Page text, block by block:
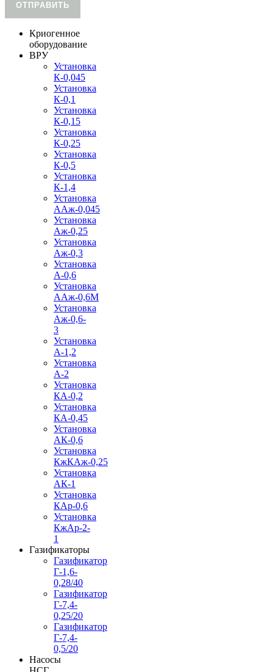
ОТПРАВИТЬ
Криогенное
оборудование
ВРУ
Установка
К-0,045
Установка
К-0,1
Установка
К-0,15
Установка
К-0,25
Установка
К-0,5
Установка
К-1,4
Установка
ААж-0,045
Установка
Аж-0,25
Установка
Аж-0,3
Установка
А-0,6
Установка
ААж-0,6М
Установка
Аж-0,6-
3
Установка
А-1,2
Установка
А-2
Установка
КА-0,2
Установка
КА-0,45
Установка
АК-0,6
Установка
КжКАж-0,25
Установка
АК-1
Установка
КАр-0,6
Установка
КжАр-2-
1
Газификаторы
Газификатор
Г-1,6-
0,28/40
Газификатор
Г-7,4-
0,25/20
Газификатор
Г-7,4-
0,5/20
Насосы